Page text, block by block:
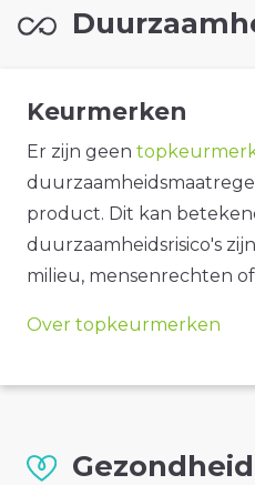
Keurmerken
Er zijn geen
product. Dit kan
duurzaamheidsrisico's
milieu, mensenrechten
Over topkeurmerken
Gezondheid